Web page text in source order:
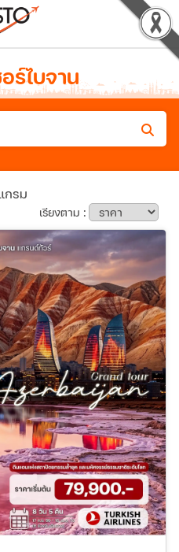
ร์ไบจาน
กรม
เรียงตาม :